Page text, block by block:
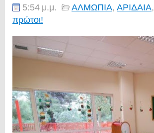
5:54 μ.μ. ΑΛΜΩΠΙΑ, ΑΡΙΔΑΙΑ,
πρώτοι!